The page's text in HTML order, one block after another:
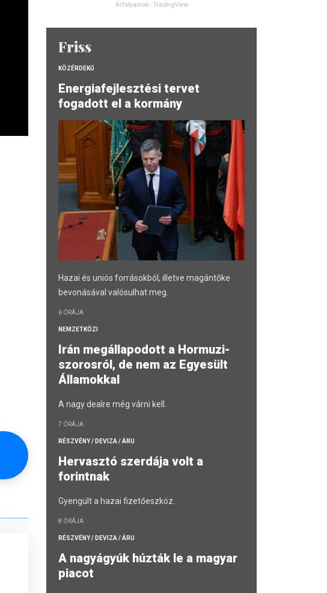
Árfolyamok: TradingView
Friss
KÖZÉRDEKŰ
Energiafejlesztési tervet
fogadott el a kormány
Hazai és uniós forrásokból, illetve magántőke
bevonásával valósulhat meg.
6 ÓRÁJA
NEMZETKÖZI
Irán megállapodott a Hormuzi-
szorosról, de nem az Egyesült
Államokkal
A nagy dealre még várni kell.
7 ÓRÁJA
RÉSZVÉNY / DEVIZA / ÁRU
Hervasztó szerdája volt a
forintnak
Gyengült a hazai fizetőeszköz.
8 ÓRÁJA
RÉSZVÉNY / DEVIZA / ÁRU
A nagyágyúk húzták le a magyar
piacot